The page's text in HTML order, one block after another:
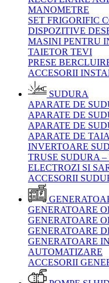
MANOMETRE
SET FRIGORIFIC
DISPOZITIVE
MASINI PENTRU
TAIETOR TEVI
PRESE
ACCESORII
SUDURA
APARATE DE
APARATE DE
APARATE DE
APARATE DE
INVERTOARE
TRUSE SUDURA
ELECTROZI SI
ACCESORII
GENERATOARE
GENERATOARE
GENERATOARE
GENERATOARE
AUTOMATIZARE
ACCESORII